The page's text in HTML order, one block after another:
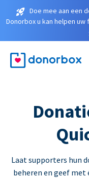
Doe mee aan een
Donorbox u kan helpen
Laat supporters hun
beheren en geef